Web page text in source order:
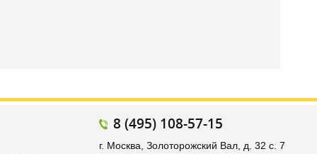
8 (495) 108-57-15
г. Москва, Золоторожский Вал, д. 32 с. 7